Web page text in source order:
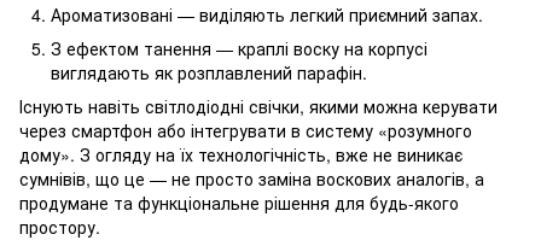
Ароматизовані — виділяють легкий приємний запах.
З ефектом танення — краплі воску на корпусі
виглядають як розплавлений парафін.
Існують навіть світлодіодні свічки, якими можна керувати
через смартфон або інтегрувати в систему «розумного
дому». З огляду на їх технологічність, вже не виникає
сумнівів, що це — не просто заміна воскових аналогів, а
продумане та функціональне рішення для будь-якого
простору.